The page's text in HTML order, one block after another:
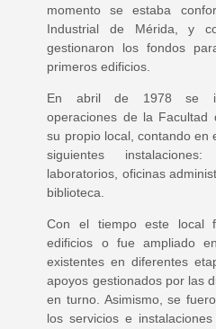
momento se estaba
Industrial de Mérida, y
gestionaron los fondos
primeros edificios.
En abril de 1978 se
operaciones de la Facultad
su propio local, contando en
siguientes
laboratorios, oficinas
biblioteca.
Con el tiempo este local
edificios o fue ampliado
existentes en diferentes
apoyos gestionados por las
en turno. Asimismo, se
los servicios e